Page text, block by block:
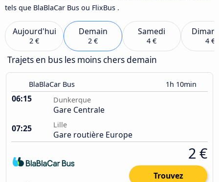
tels que BlaBlaCar Bus ou FlixBus .
Aujourd'hui
2 €
Demain
2 €
Samedi
4 € 4 €
Trajets en bus les moins chers demain
BlaBlaCar Bus 1h 10min
06:15 Dunkerque
Gare Centrale
07:25
Lille
Gare routière Europe
2 €
Trouvez